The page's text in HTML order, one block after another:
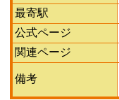
最寄駅
公式ページ
関連ページ
備考